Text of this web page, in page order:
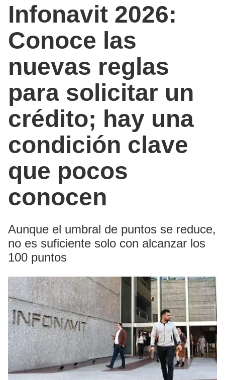
Infonavit 2026:
Conoce las
nuevas reglas
para solicitar un
crédito; hay una
condición clave
que pocos
conocen
Aunque el umbral de puntos se reduce,
no es suficiente solo con alcanzar los
100 puntos